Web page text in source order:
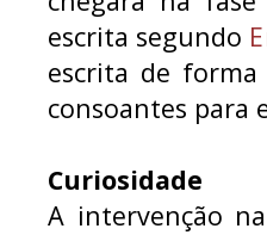
escrita segundo
escrita de
consoantes para
Curiosidade
A intervenção